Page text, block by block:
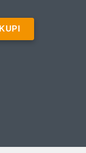
KUPI